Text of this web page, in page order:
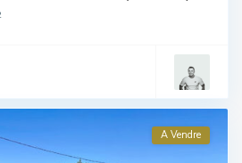
A Vendre